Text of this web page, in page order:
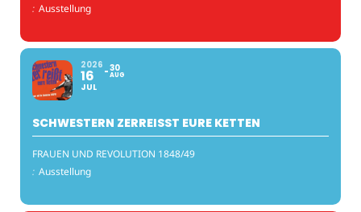
: Ausstellung
2026
16
JUL
30
AUG
SCHWESTERN ZERREISST EURE KETTEN
FRAUEN UND REVOLUTION 1848/49
: Ausstellung